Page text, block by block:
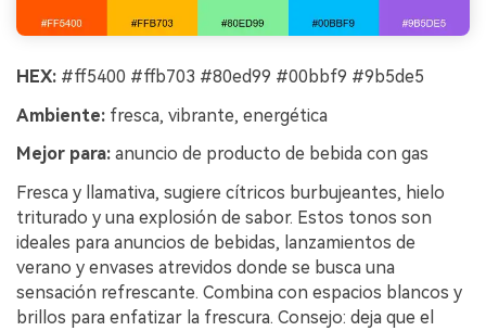
HEX: #ff5400 #ffb703 #80ed99 #00bbf9 #9b5de5
Ambiente: fresca, vibrante, energética
Mejor para: anuncio de producto de bebida con gas
Fresca y llamativa, sugiere cítricos burbujeantes, hielo
triturado y una explosión de sabor. Estos tonos son
ideales para anuncios de bebidas, lanzamientos de
verano y envases atrevidos donde se busca una
sensación refrescante. Combina con espacios blancos y
brillos para enfatizar la frescura. Consejo: deja que el